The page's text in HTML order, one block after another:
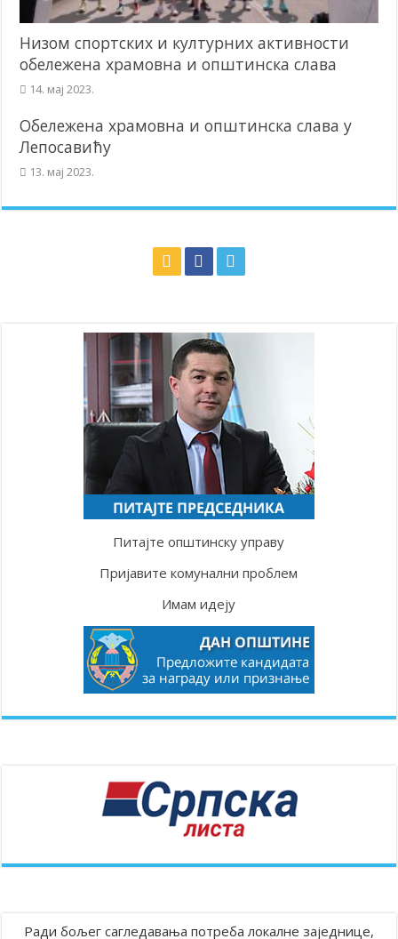
Низом спортских и културних активности
обележена храмовна и општинска слава
14. мај 2023.
Обележена храмовна и општинска слава у
Лепосавићу
13. мај 2023.
Питајте општинску управу
Пријавите комунални проблем
Имам идеју
Ради бољег сагледавања потреба локалне заједнице,